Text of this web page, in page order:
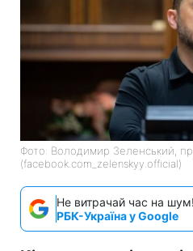
Фото: Володимир Зеленський,
(facebook.com_zelenskyy.official)
Не витрачай час на
РБК-Україна у Google